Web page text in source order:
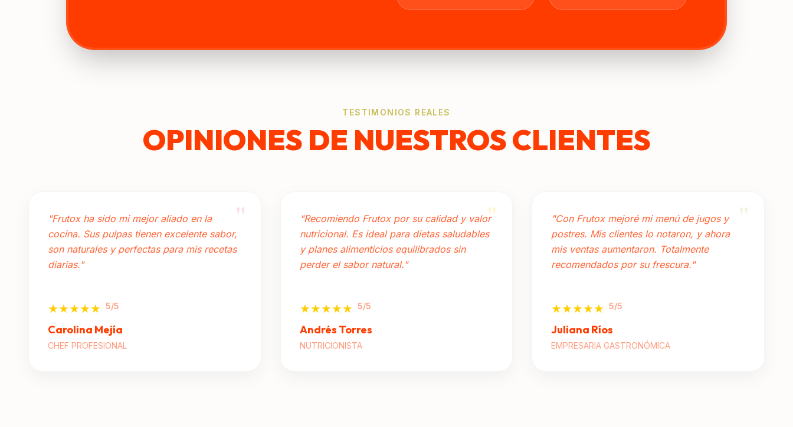
TESTIMONIOS REALES
OPINIONES DE NUESTROS CLIENTES
"
"Frutox ha sido mi mejor aliado en la
cocina. Sus pulpas tienen excelente sabor,
son naturales y perfectas para mis recetas
diarias."
★★★★★ 5/5
Carolina Mejía
CHEF PROFESIONAL
"
"Recomiendo Frutox por su calidad y valor
nutricional. Es ideal para dietas saludables
y planes alimenticios equilibrados sin
perder el sabor natural."
★★★★★ 5/5
Andrés Torres
NUTRICIONISTA
"
"Con Frutox mejoré mi menú de jugos y
postres. Mis clientes lo notaron, y ahora
mis ventas aumentaron. Totalmente
recomendados por su frescura."
★★★★★ 5/5
Juliana Ríos
EMPRESARIA GASTRONÓMICA